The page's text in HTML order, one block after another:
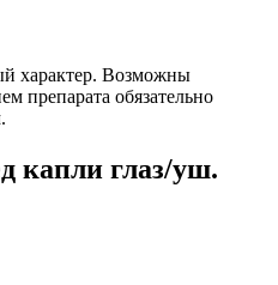
характер. Возможны
препарата обязательно
капли глаз/уш.